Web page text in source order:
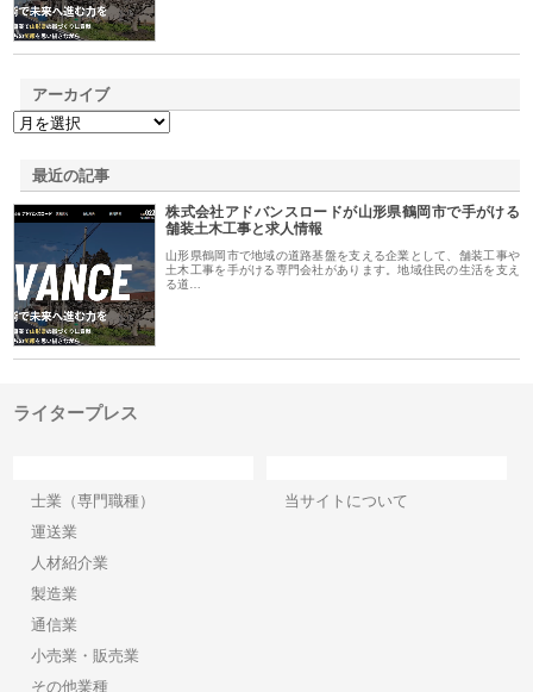
アーカイブ
最近の記事
株式会社アドバンスロードが山形県鶴岡市で手がける
舗装土木工事と求人情報
山形県鶴岡市で地域の道路基盤を支える企業として、舗装工事や
土木工事を手がける専門会社があります。地域住民の生活を支え
る道…
ライタープレス
士業（専門職種）
運送業
人材紹介業
製造業
通信業
小売業・販売業
その他業種
当サイトについて